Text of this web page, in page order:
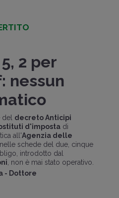
2 per
nessun
decreto Anticipi
d'impostadi
all'Agenzia delle
schede del due, cinque
introdotto dal
, non è mai stato operativo.
- Dottore